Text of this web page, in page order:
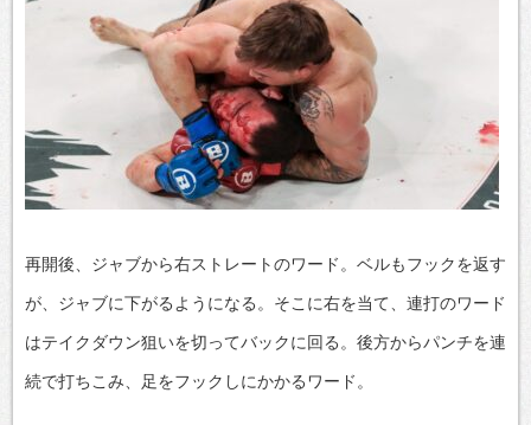
再開後、ジャブから右ストレートのワード。ベルもフックを返す
が、ジャブに下がるようになる。そこに右を当て、連打のワード
はテイクダウン狙いを切ってバックに回る。後方からパンチを連
続で打ちこみ、足をフックしにかかるワード。